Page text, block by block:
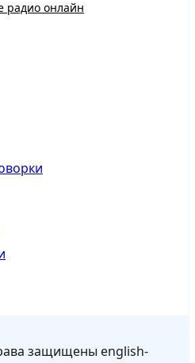
радио онлайн
защищены english-